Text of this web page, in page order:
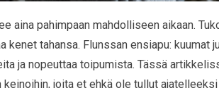
aina pahimpaan mahdolliseen aikaan.
kenet tahansa. Flunssan ensiapu:
ja nopeuttaa toipumista. Tässä
joita et ehkä ole tullut